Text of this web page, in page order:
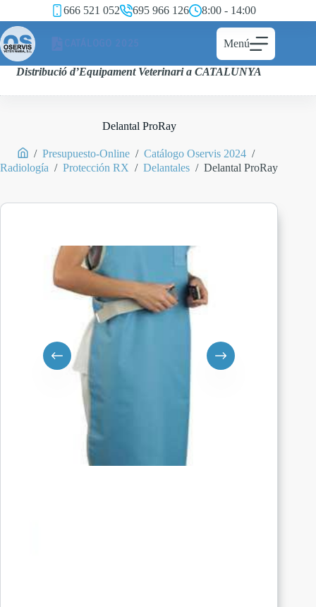
666 521 052 695 966 126 8:00 - 14:00
CATÁLOGO 2025 Menú
Distribució d’Equipament Veterinari a CATALUNYA
Delantal ProRay
/ Presupuesto-Online / Catálogo Oservis 2024 /
Radiología / Protección RX / Delantales / Delantal ProRay